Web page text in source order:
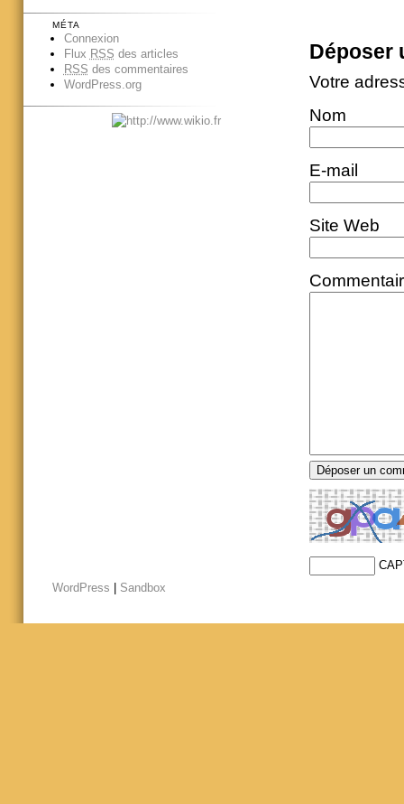
Déposer
Votre
Nom
E-mail
Site Web
MÉTA
Connexion
Flux RSS des articles
RSS des commentaires
WordPress.org
WordPress Sandbox